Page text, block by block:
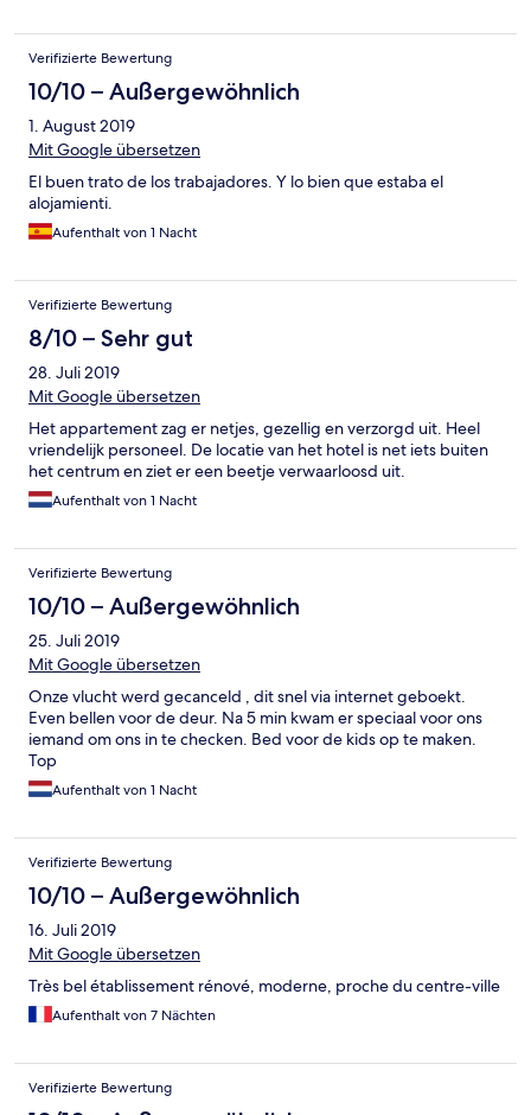
Verifizierte Bewertung
10/10 – Außergewöhnlich
1. August 2019
Mit Google übersetzen
El buen trato de los trabajadores. Y lo bien que estaba el
alojamienti.
Aufenthalt von 1 Nacht
Verifizierte Bewertung
8/10 – Sehr gut
28. Juli 2019
Mit Google übersetzen
Het appartement zag er netjes, gezellig en verzorgd uit. Heel
vriendelijk personeel. De locatie van het hotel is net iets buiten
het centrum en ziet er een beetje verwaarloosd uit.
Aufenthalt von 1 Nacht
Verifizierte Bewertung
10/10 – Außergewöhnlich
25. Juli 2019
Mit Google übersetzen
Onze vlucht werd gecanceld , dit snel via internet geboekt.
Even bellen voor de deur. Na 5 min kwam er speciaal voor ons
iemand om ons in te checken. Bed voor de kids op te maken.
Top
Aufenthalt von 1 Nacht
Verifizierte Bewertung
10/10 – Außergewöhnlich
16. Juli 2019
Mit Google übersetzen
Très bel établissement rénové, moderne, proche du centre-ville
Aufenthalt von 7 Nächten
Verifizierte Bewertung